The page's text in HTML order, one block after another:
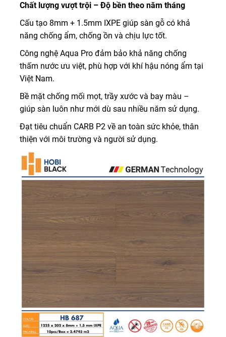
Chất lượng vượt trội – Độ bền theo năm tháng
Cấu tạo 8mm + 1.5mm IXPE giúp sàn gỗ có khả
năng chống ẩm, chống ồn và chịu lực tốt.
Công nghệ Aqua Pro đảm bảo khả năng chống
thấm nước ưu việt, phù hợp với khí hậu nóng ẩm tại
Việt Nam.
Bề mặt chống mối mọt, trầy xước và bay màu –
giúp sàn luôn như mới dù sau nhiều năm sử dụng.
Đạt tiêu chuẩn CARB P2 về an toàn sức khỏe, thân
thiện với môi trường và người sử dụng.